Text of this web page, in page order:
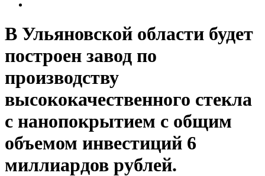
В Ульяновской области будет
построен завод по
производству
высококачественного стекла
с нанопокрытием с общим
объемом инвестиций 6
миллиардов рублей.